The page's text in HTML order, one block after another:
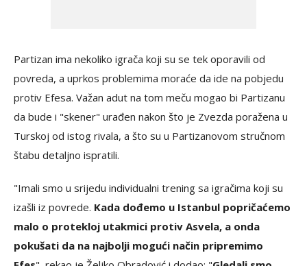
Partizan ima nekoliko igrača koji su se tek oporavili od
povreda, a uprkos problemima moraće da ide na pobjedu
protiv Efesa. Važan adut na tom meču mogao bi Partizanu
da bude i "skener" urađen nakon što je Zvezda poražena u
Turskoj od istog rivala, a što su u Partizanovom stručnom
štabu detaljno ispratili.
"Imali smo u srijedu individualni trening sa igračima koji su
izašli iz povrede. Kada dođemo u Istanbul popričaćemo
malo o protekloj utakmici protiv Asvela, a onda
pokušati da na najbolji mogući način pripremimo